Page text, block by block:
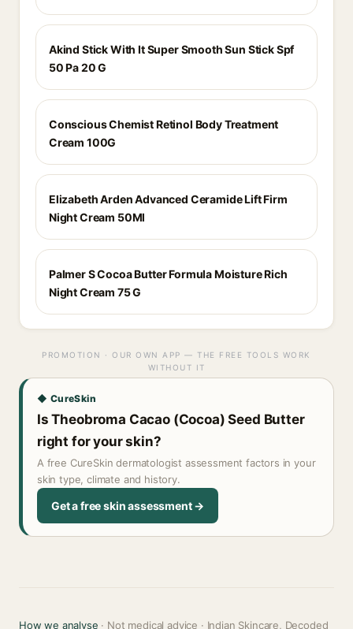
Akind Stick With It Super Smooth Sun Stick Spf
50 Pa 20 G
Conscious Chemist Retinol Body Treatment
Cream 100G
Elizabeth Arden Advanced Ceramide Lift Firm
Night Cream 50Ml
Palmer S Cocoa Butter Formula Moisture Rich
Night Cream 75 G
PROMOTION · OUR OWN APP — THE FREE TOOLS WORK
WITHOUT IT
◆ CureSkin
Is Theobroma Cacao (Cocoa) Seed Butter
right for your skin?
A free CureSkin dermatologist assessment factors in your
skin type, climate and history.
Get a free skin assessment →
How we analyse · Not medical advice · Indian Skincare, Decoded